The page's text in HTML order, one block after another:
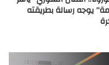
يوجه رسالة بطريقته